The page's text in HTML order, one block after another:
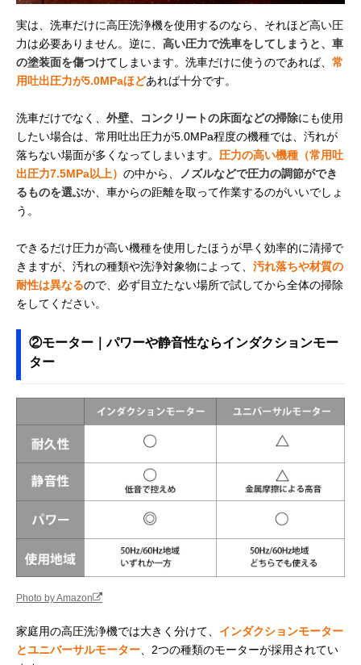
実は、洗車だけに高圧洗浄機を使用するのなら、それほど高い圧
力は必要ありません。逆に、 高い圧力で洗車をしてしまうと、車
の塗装面を傷つけて しまいます。洗車だけに使うのであれば、 常
用吐出圧力が5.0MPaほどあれば十分です。
洗車だけでなく、 外壁、コンクリートの床面などの掃除にも使用
したい場合は、常用吐出圧力が5.0MPa程度の機種では、汚れが
落ちない場面が多くなってしまいます。 圧力の高い機種（常用吐
出圧力7.5MPa以上） の中から、
ノズルなどで圧力の調節ができ
るものを選ぶか、車からの距離を取って作業するのがいいでしょ
う。
できるだけ圧力が高い機種を使用したほうが早く効率的に清掃で
きますが、汚れの種類や洗浄対象物によって、 汚れ落ちや材質の
耐性は異なるので、必ず目立たない場所で試してから全体の掃除
をしてください。
②モーター｜パワーや静音性ならインダクションモー
ター
Photo by Amazon
家庭用の高圧洗浄機では大きく分けて、 インダクションモーター
とユニバーサルモーター、2つの種類のモーターが採用されてい